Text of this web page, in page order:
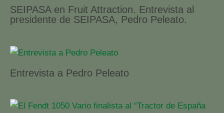
SEIPASA en Fruit Attraction. Entrevista al
presidente de SEIPASA, Pedro Peleato.
Entrevista a Pedro Peleato